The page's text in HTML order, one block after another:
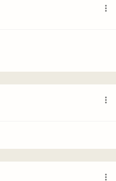
more_vert
more_vert
more_vert